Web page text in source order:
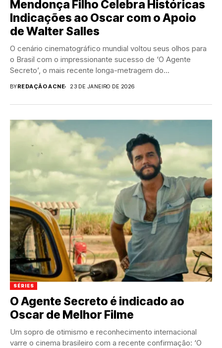
Mendonça Filho Celebra Históricas
Indicações ao Oscar com o Apoio
de Walter Salles
O cenário cinematográfico mundial voltou seus olhos para
o Brasil com o impressionante sucesso de ‘O Agente
Secreto’, o mais recente longa-metragem do...
BYREDAÇÃO ACNE 23 DE JANEIRO DE 2026
SÉRIES
O Agente Secreto é indicado ao
Oscar de Melhor Filme
Um sopro de otimismo e reconhecimento internacional
varre o cinema brasileiro com a recente confirmação: ‘O